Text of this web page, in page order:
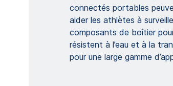
connectés portables
aider les athlètes à
composants de boîtier
résistent à l’eau et à la
pour une large gamme